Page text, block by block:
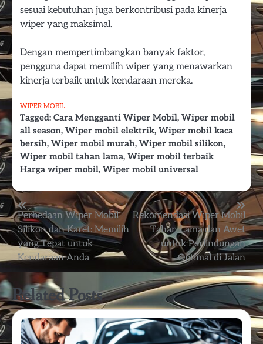
sesuai kebutuhan juga berkontribusi pada kinerja
wiper yang maksimal.
Dengan mempertimbangkan banyak faktor,
pengguna dapat memilih wiper yang menawarkan
kinerja terbaik untuk kendaraan mereka.
WIPER MOBIL
Tagged: Cara Mengganti Wiper Mobil, Wiper mobil
all season, Wiper mobil elektrik, Wiper mobil kaca
bersih, Wiper mobil murah, Wiper mobil silikon,
Wiper mobil tahan lama, Wiper mobil terbaik
Harga wiper mobil, Wiper mobil universal
Post
navigation
Perbedaan Wiper Mobil
Silikon dan Karet: Memilih
yang Tepat untuk
Kendaraan Anda
Rekomendasi Wiper Mobil
Tahan Lama dan Awet
untuk Perlindungan
Optimal di Jalan
Related Posts